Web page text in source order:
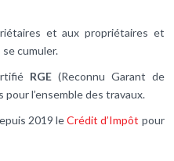
et aux propriétaires et
cumuler.
RGE(Reconnu Garant de
l’ensemble des travaux.
2019 leCrédit d’Impôt pour